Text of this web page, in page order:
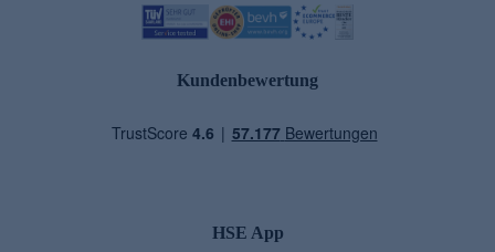
Kundenbewertung
HSE App